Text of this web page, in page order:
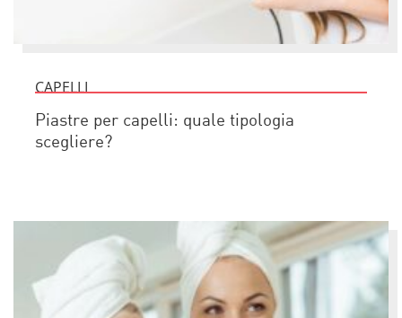
CAPELLI
Piastre per capelli: quale tipologia
scegliere?